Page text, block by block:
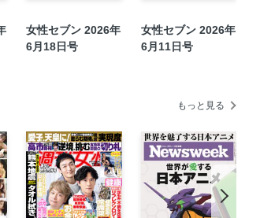
こそ幸せ」
女性セブン 2026年
6月18日号
女性セブン 2026年
6月11日号
もっと見る